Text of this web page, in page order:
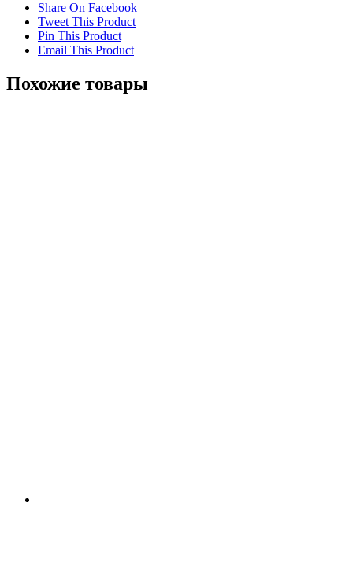
Share On Facebook
Tweet This Product
Pin This Product
Email This Product
Похожие товары